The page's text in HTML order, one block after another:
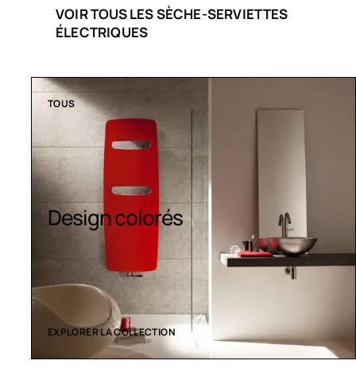
VOIR TOUS LES SÈCHE-SERVIETTES
ÉLECTRIQUES
TOUS
Sèche-serviettes
contemporains
EXPLORER LA COLLECTION